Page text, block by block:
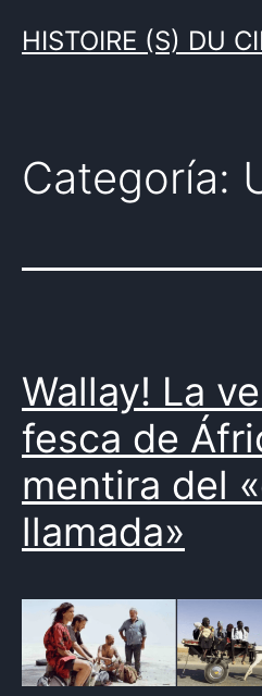
HISTOIRE (S) DU
Categoría:
Wallay! La
fesca de
mentira del
llamada»